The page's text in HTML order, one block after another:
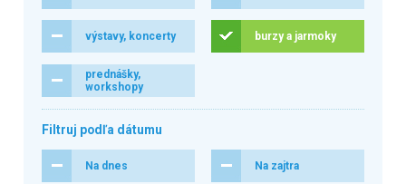
výstavy, koncerty burzy a jarmoky
prednášky,
workshopy
Filtruj podľa dátumu
Na dnes Na zajtra